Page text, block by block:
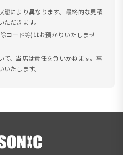
態により異なります。最終的な見積
だきます。
コード等)はお預かりいたしませ
て、当店は責任を負いかねます。事
たします。